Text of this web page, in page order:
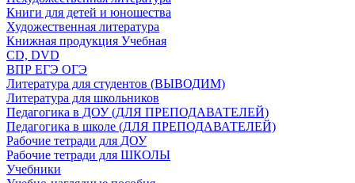
Книги для детей и юношества
Художественная литература
Книжная продукция Учебная
CD, DVD
ВПР ЕГЭ ОГЭ
Литература для студентов (ВЫВОДИМ)
Литература для школьников
Педагогика в ДОУ (ДЛЯ ПРЕПОДАВАТЕЛЕЙ)
Педагогика в школе (ДЛЯ ПРЕПОДАВАТЕЛЕЙ)
Рабочие тетради для ДОУ
Рабочие тетради для ШКОЛЫ
Учебники